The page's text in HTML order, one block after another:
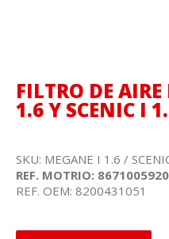
FILTRO DE
1.6 Y SCENIC I
SKU: MEGANE I 1.6 /
REF. MOTRIO: 8671005920
REF. OEM: 8200431051